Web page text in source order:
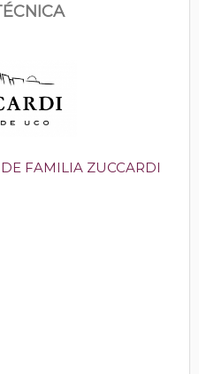
FAMILIA ZUCCARDI